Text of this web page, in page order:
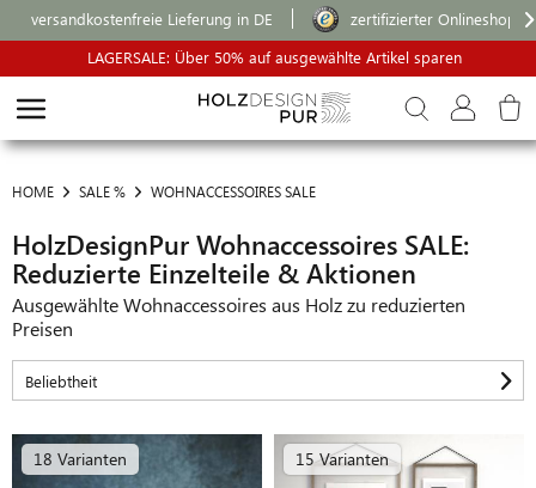
versandkostenfreie Lieferung in DE
zertifizierter Onlineshop
LAGERSALE: Über 50% auf ausgewählte Artikel sparen
HOME SALE % WOHNACCESSOIRES SALE
HolzDesignPur Wohnaccessoires SALE:
Reduzierte Einzelteile & Aktionen
Ausgewählte Wohnaccessoires aus Holz zu reduzierten
Preisen
18 Varianten 15 Varianten